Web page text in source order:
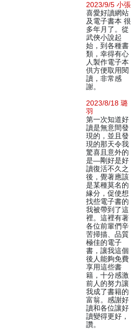
2023/9/5 小張
喜愛好讀網站
及電子書本 很
多年月了。從
武俠小說起
始，到各種書
類，幸得有心
人製作電子本
供方便取用閱
讀，非常感
謝。
2023/8/18 璐
羽
第一次知道好
讀是無意間發
現的，並且發
現的那天令我
驚喜且意外的
是—剛好是好
讀復活不久之
後，覺著應該
是某種莫名的
緣分，促使想
找些電子書的
我被帶到了這
裡。這裡有著
各位前輩們辛
苦掃描、品質
極佳的電子
書，讓我這個
後人能夠免費
享用這些書
籍，十分感激
前人的努力讓
我成了書籍的
富翁。感謝好
讀和各位讓好
讀變得更好，
讚。